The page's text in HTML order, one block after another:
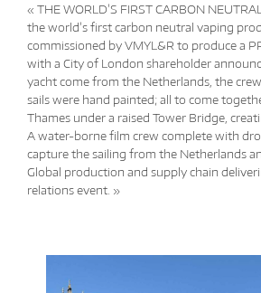
« THE WORLD’S FIRST CARBON
the world’s first carbon neutral vaping
commissioned by VMYL&R to produce a
with a City of London shareholder
yacht come from the Netherlands, the
sails were hand painted; all to come
Thames under a raised Tower Bridge,
A water-borne film crew complete with
capture the sailing from the Netherlands
Global production and supply chain
relations event. »